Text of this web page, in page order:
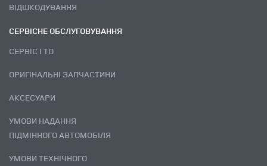
ВІДШКОДУВАННЯ
СЕРВІСНЕ ОБСЛУГОВУВАННЯ
СЕРВІС І ТО
ОРИГІНАЛЬНІ ЗАПЧАСТИНИ
АКСЕСУАРИ
УМОВИ НАДАННЯ
ПІДМІННОГО АВТОМОБІЛЯ
УМОВИ ТЕХНІЧНОГО